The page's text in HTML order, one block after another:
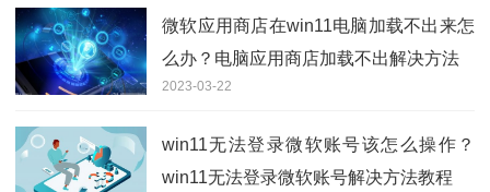
微软应用商店在win11电脑加载不出来怎
么办？电脑应用商店加载不出解决方法
2023-03-22
win11无法登录微软账号该怎么操作？
win11无法登录微软账号解决方法教程